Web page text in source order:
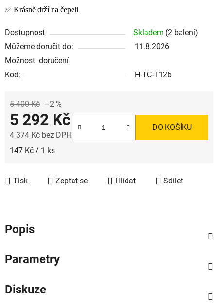
✅ Krásně drží na čepeli
Dostupnost Skladem (2 balení)
Můžeme doručit do:
11.8.2026
Možnosti doručení
Kód:
H-TC-T126
5 400 Kč –2 %
5 292 Kč
4 374 Kč bez DPH
Měrná cena:
147 Kč / 1 ks
DO KOŠÍKU
Tisk Zeptat se Hlídat Sdílet
Popis
Parametry
Diskuze